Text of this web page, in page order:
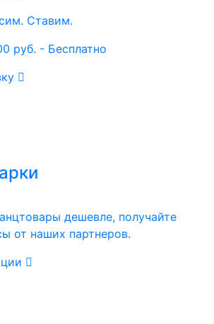
Ставим.
руб. - Бесплатно
дешевле, получайте
от наших партнеров.